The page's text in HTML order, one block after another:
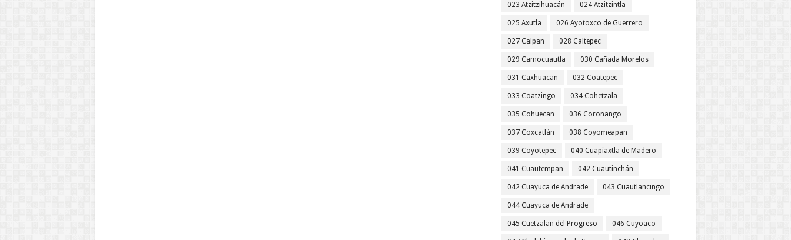
023 Atzitzihuacán 024 Atzitzintla
025 Axutla 026 Ayotoxco de Guerrero
027 Calpan 028 Caltepec
029 Camocuautla 030 Cañada Morelos
031 Caxhuacan 032 Coatepec
033 Coatzingo 034 Cohetzala
035 Cohuecan 036 Coronango
037 Coxcatlán 038 Coyomeapan
039 Coyotepec 040 Cuapiaxtla de Madero
041 Cuautempan 042 Cuautinchán
042 Cuayuca de Andrade 043 Cuautlancingo
044 Cuayuca de Andrade
045 Cuetzalan del Progreso 046 Cuyoaco